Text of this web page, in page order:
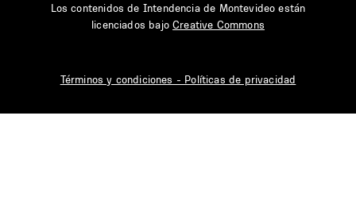
Los contenidos de Intendencia de Montevideo están
licenciados bajoCreative Commons
Términos y condiciones - Políticas de privacidad